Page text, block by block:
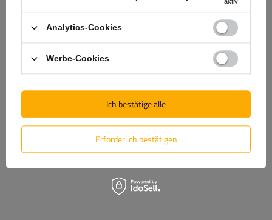
Lichtquelle:
Spannung :
Farbe:
Orange
Analytics-Cookies
Werbe-Cookies
Erforderlich bestätigen
Ich bestätige alle